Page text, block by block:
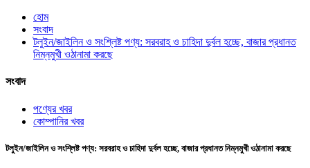
হোম
সংবাদ
টলুইন/জাইলিন ও সংশ্লিষ্ট পণ্য: সরবরাহ ও চাহিদা দুর্বল হচ্ছে, বাজার প্রধানত
নিম্নমুখী ওঠানামা করছে
সংবাদ
পণ্যের খবর
কোম্পানির খবর
টলুইন/জাইলিন ও সংশ্লিষ্ট পণ্য: সরবরাহ ও চাহিদা দুর্বল হচ্ছে, বাজার প্রধানত নিম্নমুখী ওঠানামা করছে